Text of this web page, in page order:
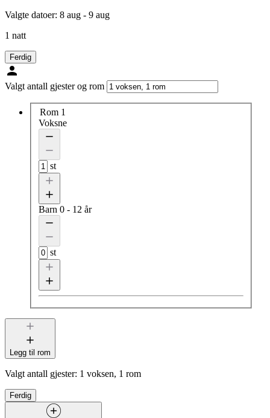
Valgte datoer: 8 aug - 9 aug
1 natt
Ferdig
Valgt antall gjester og rom
Rom 1
Voksne
st
Barn 0 - 12 år
st
Legg til rom
Valgt antall gjester: 1 voksen, 1 rom
Ferdig